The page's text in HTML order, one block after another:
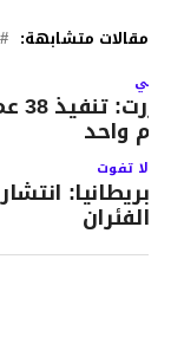
مقالات متشابهة:
واحد
لا تفوت
بريطانيا:
الفئران